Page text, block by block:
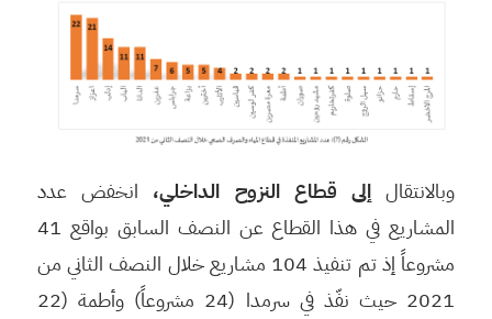
وبالانتقالإلى قطاع النزوح الداخلي، انخفض عدد
المشاريع في هذا القطاع عن النصف السابق بواقع 41
مشروعاً إذ تم تنفيذ 104 مشاريع خلال النصف الثاني من
2021 حيث نفّذ في سرمدا (24 مشروعاً) وأطمة (22